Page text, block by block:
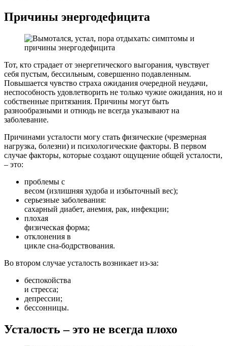
Причины энергодефицита
Тот, кто страдает от энергетического выгорания, чувствует
себя пустым, бессильным, совершенно подавленным.
Повышается чувство страха ожидания очередной неудачи,
неспособность удовлетворить не только чужие ожидания, но и
собственные притязания. Причины могут быть
разнообразными и отнюдь не всегда указывают на
заболевание.
Причинами усталости могу стать физические (чрезмерная
нагрузка, болезни) и психологические факторы. В первом
случае факторы, которые создают ощущение общей усталости,
– это:
проблемы с
весом (излишняя худоба и избыточный вес);
серьезные заболевания:
сахарный диабет, анемия, рак, инфекции;
плохая
физическая форма;
отклонения в
цикле сна-бодрствования.
Во втором случае усталость возникает из-за:
беспокойства
и стресса;
депрессии;
бессонницы.
Усталость – это не всегда плохо